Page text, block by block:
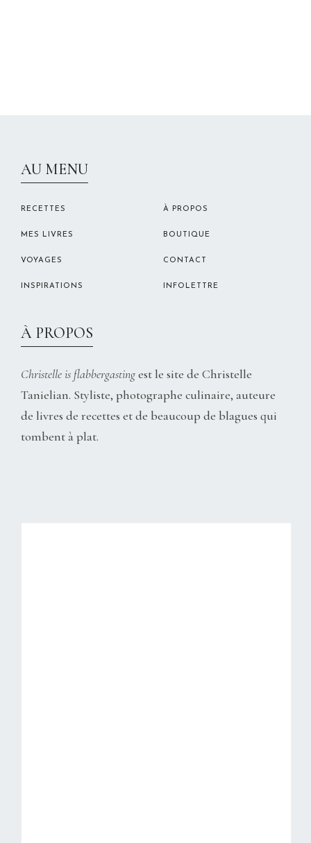
AU MENU
RECETTES
MES LIVRES
VOYAGES
INSPIRATIONS
À PROPOS
BOUTIQUE
CONTACT
INFOLETTRE
À PROPOS
Christelle is flabbergastingest le site de Christelle
Tanielian. Styliste, photographe culinaire, auteure
de livres de recettes et de beaucoup de blagues qui
tombent à plat.